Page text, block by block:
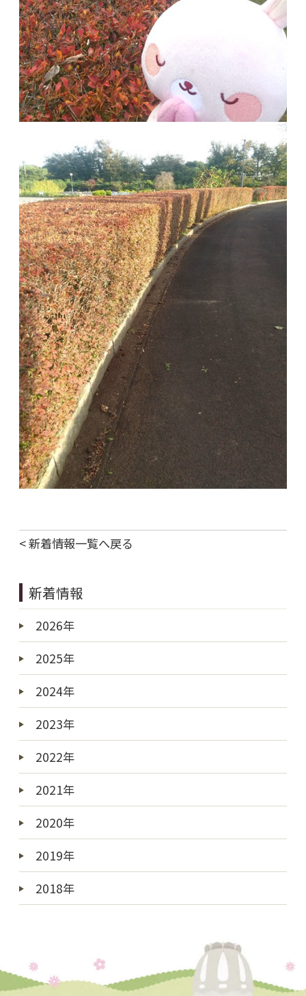
< 新着情報一覧へ戻る
新着情報
2026年
2025年
2024年
2023年
2022年
2021年
2020年
2019年
2018年